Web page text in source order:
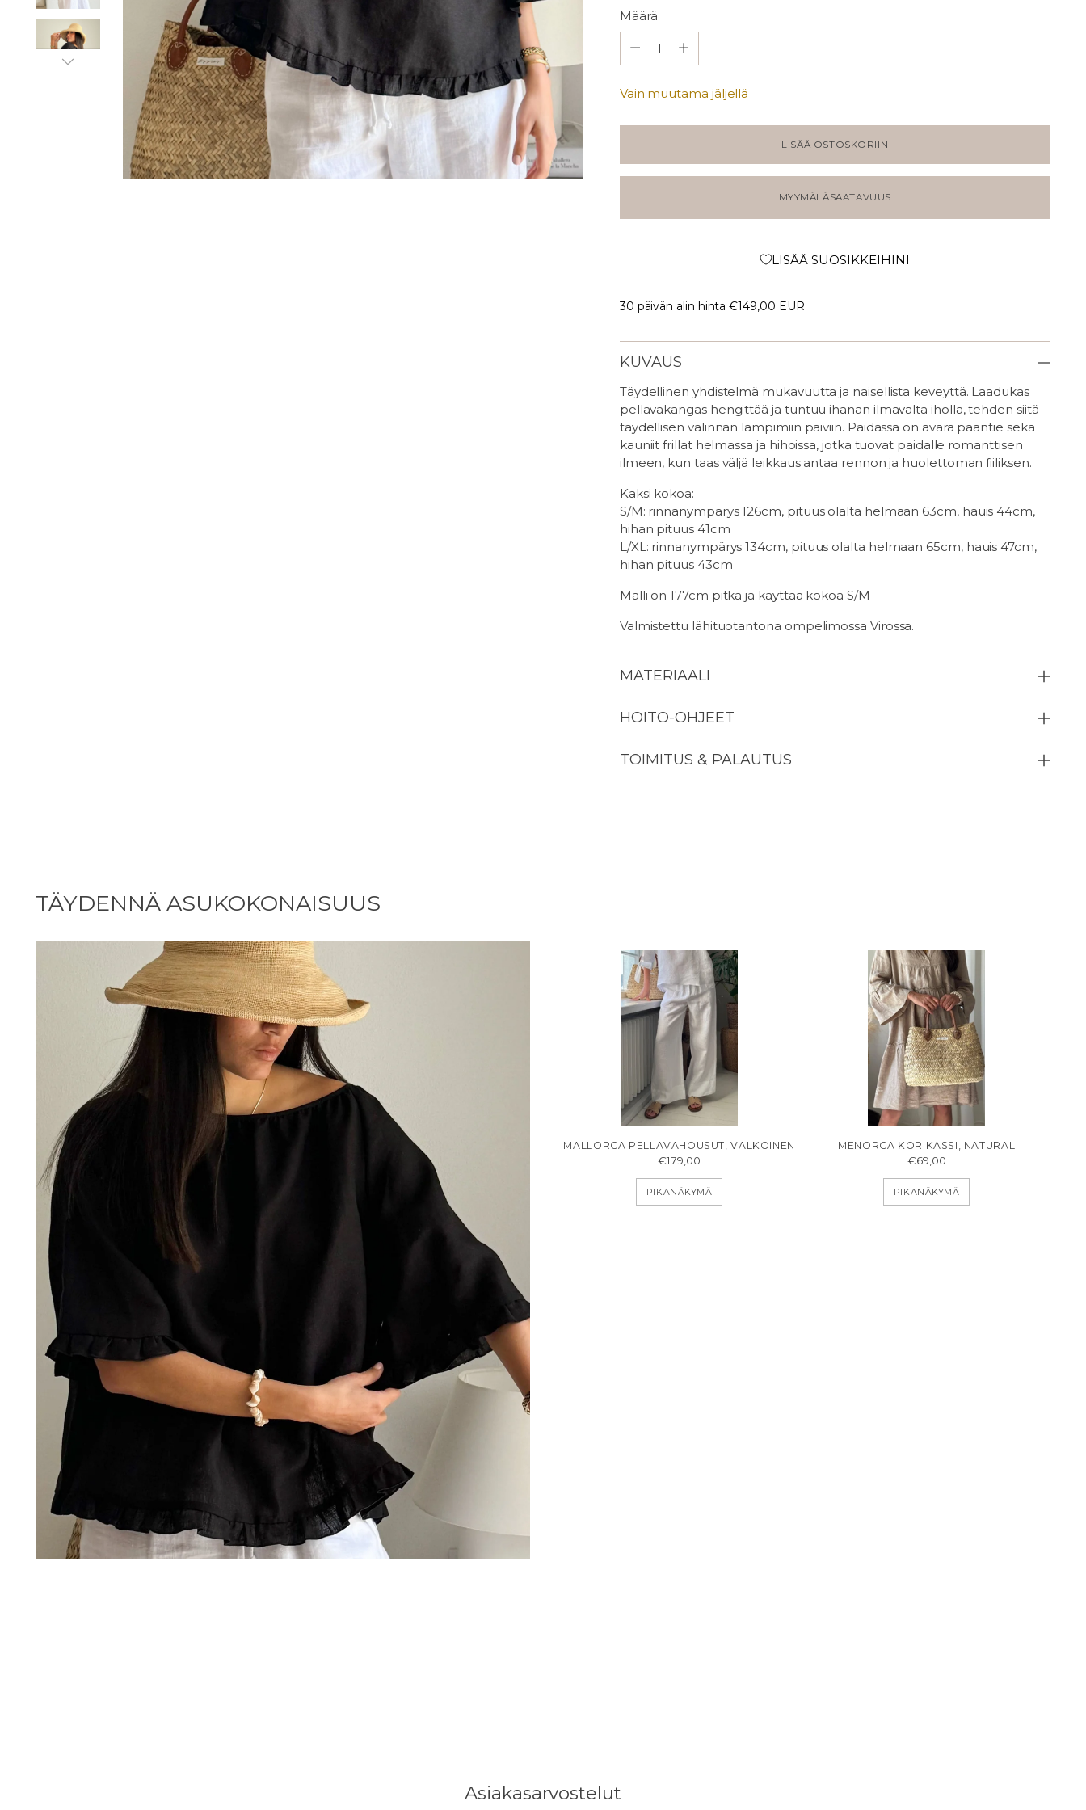
Määrä
Vain muutama jäljellä
LISÄÄ OSTOSKORIIN
MYYMÄLÄSAATAVUUS
LISÄÄ SUOSIKKEIHINI
30 päivän alin hinta €149,00 EUR
KUVAUS
Täydellinen yhdistelmä mukavuutta ja naisellista keveyttä. Laadukas
pellavakangas hengittää ja tuntuu ihanan ilmavalta iholla, tehden siitä
täydellisen valinnan lämpimiin päiviin. Paidassa on avara pääntie sekä
kauniit frillat helmassa ja hihoissa, jotka tuovat paidalle romanttisen
ilmeen, kun taas väljä leikkaus antaa rennon ja huolettoman fiiliksen.
Kaksi kokoa:
S/M: rinnanympärys 126cm, pituus olalta helmaan 63cm, hauis 44cm,
hihan pituus 41cm
L/XL: rinnanympärys 134cm, pituus olalta helmaan 65cm, hauis 47cm,
hihan pituus 43cm
Malli on 177cm pitkä ja käyttää kokoa S/M
Valmistettu lähituotantona ompelimossa Virossa.
MATERIAALI
HOITO-OHJEET
TOIMITUS & PALAUTUS
TÄYDENNÄ ASUKOKONAISUUS
MALLORCA PELLAVAHOUSUT, VALKOINEN
€179,00
PIKANÄKYMÄ
MENORCA KORIKASSI, NATURAL
€69,00
PIKANÄKYMÄ
Asiakasarvostelut